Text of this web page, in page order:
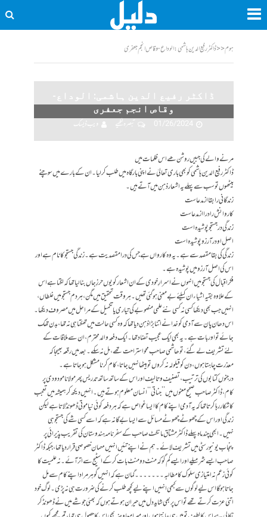
ہوم<<ڈاکٹر رفیع الدین ہاشمی: الوداع- وقاص انجم جعفری
ڈاکٹر رفیع الدین ہاشمی: الوداع-
وقاص انجم جعفری
01/26/2024
تبصرہ لکھیے ویب ڈیسک
مرنے والے کی جبیں روشن ھے اس ظلمات میں
ڈاکٹر رفیع الدین ہاشمی کو بھی باری تعالیٰ نے اپنی بارگاہ میں طلب کر لیا۔ ان کے بارے میں سوچنے
بیٹھوں تو سب سے پہلے یہ اشعار ذہن میں آتے ہیں۔
زندگانی را بقا از مدعاست
کاروانش رادرااز مدعاست
زندگی درجستجوپوشیدہ است
اصل او در آرزو پوشیدہ است
زندگی کی بقا مقصد سے ہے۔ یہ وہ کارواں ہے جس کی درا مقصدیت ہے۔ زندگی جستجو کا نام ہے اور
اس کی اصل آرزو میں پوشیدہ ہے۔
فکر اقبال کی جستجو میں انہوں نے اسرارِ خودی کے ان اشعار کو یوں حرزِ جاں بنا لیا تھا کہ لگتا ہے اس
کے علاوہ بقیہ اشیاء ان کیلئے بے معنی ہو گئی تھیں۔ ہر وقت تحقیق میں مگن، ہر دم جستجو میں غلطاں،
انہیں جب بھی دیکھا کسی نہ کسی نئے علمی منصوبے کی تیاری یا تکمیل کے مراحل میں مصروف دیکھا۔
اس دھان پان سے آدمی کو خدا نے اتنا بڑا ذہن دیا تھا کہ وہ کسی حالت میں تھکتا ہی نہ تھا، بدن تھک
جائے تو اور بات ہے۔ یہ بھی ایک عجیب تضاد تھا۔ ایک دفعہ والد محترم،ان سے ملاقات کے
لئے تشریف لے گئے، تو ھاشمی صاحب محو استراحت تھے، مل نہ سکے۔ بعد میں رقعہ بھیجا کہ
معذرت چاہتا ہوں، دن کو قیلولہ نہ کروں تو بیٹھا نہیں جاتا، کام کرنا مشکل ہو جاتا ہے۔
درجنوں کتابوں کی ترتیب، تصنیف و تالیف اور اس کے ساتھ ساتھ تدریس پھر مولانا مودودی پر
کام، ڈاکٹر صاحب صحیح معنوں میں ’’جناتی‘‘ انسان معلوم ہوتے ہیں۔ انہیں دیکھ کر ہمیشہ میں تعجب
کا شکار رہا کرتا تھا کہ یہ آدمی اپنے کام کا ایسا غواص ہے کہ ہر دفعہ کوئی نیا موتی ڈھونڈ لاتا ہے لیکن
زندگی اور اس کے چھوٹے چھوٹے مسائل سے ایسا بے گانہ ہے کہ اسے کسی شے کی جستجو ہی
نہیں۔ ابھی چند ماہ پہلے ڈاکٹر مشتاق مانگٹ صاحب کے سفرنامہ ہندوستان کی تقریب پذیرائی پر
پنجاب یونیورسٹی میں تشریف لائے۔ ہم نے اپنے تئیں انہیں مہمان خصوصی قرار دیا تھا، جبکہ ڈاکٹر
صاحب ایسے شرمیلے اور ایسے کم گو کہ منٹ دو منٹ بات کر کے اسٹیج سے اتر آئے۔ نہ علمیت کا
کوئی زعم نہ امتیازی سلوک کا مطالبہ۔۔۔۔۔۔۔ گمان ہے کہ انہیں گوہر مراد اپنے کام سے مل
جاتا ہو گا اس لیے لوگوں سے کبھی انہیں اپنے لیے کچھ طلب کرنے کی ضرورت ہی نہ پڑی۔ لوگ خود
اتنی عزت کرتے تھے تو اس پر بھی شاید دل میں حیران ہوتے ہوں کہ بھئی جو شے میں نے ڈھونڈ کر